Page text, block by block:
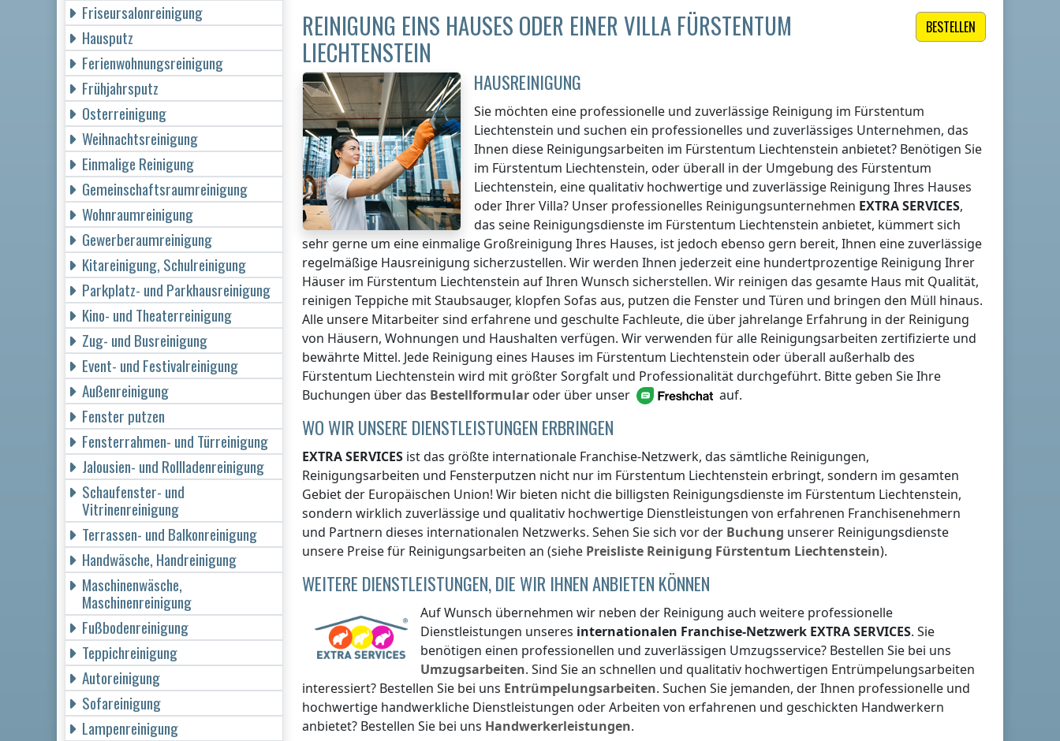
BESTELLEN
REINIGUNG EINS HAUSES ODER EINER VILLA FÜRSTENTUM
LIECHTENSTEIN
HAUSREINIGUNG
Sie möchten eine professionelle und zuverlässige Reinigung im Fürstentum
Liechtenstein und suchen ein professionelles und zuverlässiges Unternehmen, das
Ihnen diese Reinigungsarbeiten im Fürstentum Liechtenstein anbietet? Benötigen Sie
im Fürstentum Liechtenstein, oder überall in der Umgebung des Fürstentum
Liechtenstein, eine qualitativ hochwertige und zuverlässige Reinigung Ihres Hauses
oder Ihrer Villa? Unser professionelles Reinigungsunternehmen EXTRA SERVICES,
das seine Reinigungsdienste im Fürstentum Liechtenstein anbietet, kümmert sich
sehr gerne um eine einmalige Großreinigung Ihres Hauses, ist jedoch ebenso gern bereit, Ihnen eine zuverlässige
regelmäßige Hausreinigung sicherzustellen. Wir werden Ihnen jederzeit eine hundertprozentige Reinigung Ihrer
Häuser im Fürstentum Liechtenstein auf Ihren Wunsch sicherstellen. Wir reinigen das gesamte Haus mit Qualität,
reinigen Teppiche mit Staubsauger, klopfen Sofas aus, putzen die Fenster und Türen und bringen den Müll hinaus.
Alle unsere Mitarbeiter sind erfahrene und geschulte Fachleute, die über jahrelange Erfahrung in der Reinigung
von Häusern, Wohnungen und Haushalten verfügen. Wir verwenden für alle Reinigungsarbeiten zertifizierte und
bewährte Mittel. Jede Reinigung eines Hauses im Fürstentum Liechtenstein oder überall außerhalb des
Fürstentum Liechtenstein wird mit größter Sorgfalt und Professionalität durchgeführt. Bitte geben Sie Ihre
Buchungen über das Bestellformular oder über unser auf.
WO WIR UNSERE DIENSTLEISTUNGEN ERBRINGEN
EXTRA SERVICES ist das größte internationale Franchise-Netzwerk, das sämtliche Reinigungen,
Reinigungsarbeiten und Fensterputzen nicht nur im Fürstentum Liechtenstein erbringt, sondern im gesamten
Gebiet der Europäischen Union! Wir bieten nicht die billigsten Reinigungsdienste im Fürstentum Liechtenstein,
sondern wirklich zuverlässige und qualitativ hochwertige Dienstleistungen von erfahrenen Franchisenehmern
und Partnern dieses internationalen Netzwerks. Sehen Sie sich vor der Buchung unserer Reinigungsdienste
unsere Preise für Reinigungsarbeiten an (siehe Preisliste Reinigung Fürstentum Liechtenstein).
WEITERE DIENSTLEISTUNGEN, DIE WIR IHNEN ANBIETEN KÖNNEN
Auf Wunsch übernehmen wir neben der Reinigung auch weitere professionelle
Dienstleistungen unseres internationalen Franchise-Netzwerk EXTRA SERVICES. Sie
benötigen einen professionellen und zuverlässigen Umzugsservice? Bestellen Sie bei uns
Umzugsarbeiten. Sind Sie an schnellen und qualitativ hochwertigen Entrümpelungsarbeiten
interessiert? Bestellen Sie bei uns Entrümpelungsarbeiten. Suchen Sie jemanden, der Ihnen professionelle und
hochwertige handwerkliche Dienstleistungen oder Arbeiten von erfahrenen und geschickten Handwerkern
anbietet? Bestellen Sie bei uns Handwerkerleistungen.
Friseursalonreinigung
Hausputz
Ferienwohnungsreinigung
Frühjahrsputz
Osterreinigung
Weihnachtsreinigung
Einmalige Reinigung
Gemeinschaftsraumreinigung
Wohnraumreinigung
Gewerberaumreinigung
Kitareinigung, Schulreinigung
Parkplatz- und Parkhausreinigung
Kino- und Theaterreinigung
Zug- und Busreinigung
Event- und Festivalreinigung
Außenreinigung
Fenster putzen
Fensterrahmen- und Türreinigung
Jalousien- und Rollladenreinigung
Schaufenster- und
Vitrinenreinigung
Terrassen- und Balkonreinigung
Handwäsche, Handreinigung
Maschinenwäsche,
Maschinenreinigung
Fußbodenreinigung
Teppichreinigung
Autoreinigung
Sofareinigung
Lampenreinigung